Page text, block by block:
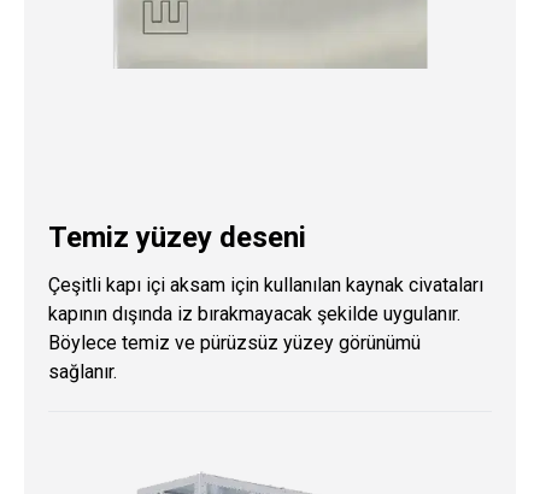
Temiz yüzey deseni
Çeşitli kapı içi aksam için kullanılan kaynak civataları
kapının dışında iz bırakmayacak şekilde uygulanır.
Böylece temiz ve pürüzsüz yüzey görünümü
sağlanır.